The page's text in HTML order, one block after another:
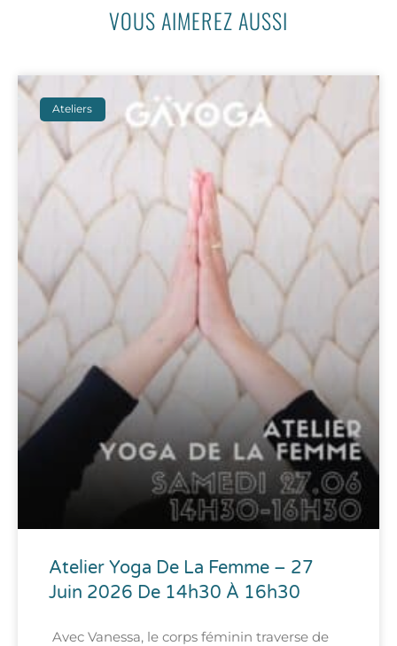
VOUS AIMEREZ AUSSI
Ateliers
Atelier Yoga De La Femme – 27
Juin 2026 De 14h30 À 16h30
Avec Vanessa, le corps féminin traverse de